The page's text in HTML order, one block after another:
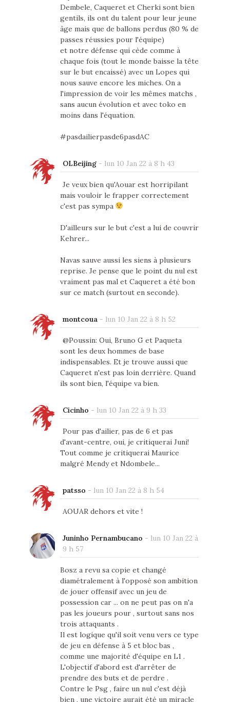
Dembele, Caqueret et Cherki sont bien
gentils, ils ont du talent pour leur jeune
âge mais que de ballons perdus (80 % de
passes réussies pour l'équipe)
et notre défense qui cède comme à
chaque fois (tout le monde baisse la tête
sur le but encaissé) avec un Lopes qui
nous sauve encore les miches. On a
l'impression de voir les mêmes matchs ,
sans aucun évolution et avec toko en
moins dans l'équation.
#pasdailierpasde6pasdAC
OLBeijing- lun 10 Jan 22 à 8 h 43
Je veux bien qu'Aouar est horripilant
mais vouloir le frapper correctement
c'est pas sympa
D'ailleurs sur le but c'est a lui de couvrir
Kehrer...
Navas sauve aussi les siens à plusieurs
reprise. Je pense que le point du nul est
vraiment pas mal et Caqueret a été bon
sur ce match (surtout en seconde).
montcoua- lun 10 Jan 22 à 8 h 52
@Poussin: Oui, Bruno G et Paqueta
sont les deux hommes de base
indispensables. Et je trouve aussi que
Caqueret n'est pas loin derrière. Quand
ils sont bien, l'équipe va bien.
Cicinho - lun 10 Jan 22 à 9 h 33
Pour pas d'ailier, pas de 6 et pas
d'avant-centre, oui, je critiquerai Juni!
Tout comme je critiquerai Maurice
malgré Mendy et Ndombele...
patsso - lun 10 Jan 22 à 8 h 54
AOUAR dehors et vite !
Juninho Pernambucano - lun 10 Jan 22 à
9 h 57
Bosz a revu sa copie et changé
diamétralement à l'opposé son ambition
de jouer offensif avec un jeu de
possession car ... on ne peut pas on n'a
pas les joueurs pour , surtout sans nos
trois attaquants .
Il est logique qu'il soit venu vers ce type
de jeu en défense à 5 et bloc bas ,
comme une majorité d'équipe en L1 .
L'objectif d'abord est d'arrêter de
prendre des buts et de perdre .
Contre le Psg , faire un nul c'est déjà
bien , une victoire aurait été un miracle